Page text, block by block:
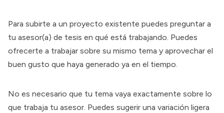
Para subirte a un proyecto existente puedes preguntar a
tu asesor(a) de tesis en qué está trabajando. Puedes
ofrecerte a trabajar sobre su mismo tema y aprovechar el
buen gusto que haya generado ya en el tiempo.
No es necesario que tu tema vaya exactamente sobre lo
que trabaja tu asesor. Puedes sugerir una variación ligera